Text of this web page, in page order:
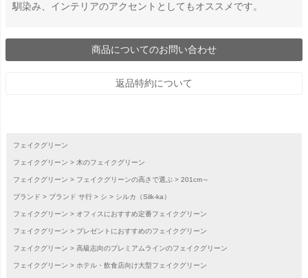
馴染み、インテリアのアクセントとしてもオススメです。
商品についてのお問い合わせ
返品特約について
フェイクグリーン
フェイクグリーン 木のフェイクグリーン
フェイクグリーン フェイクグリーンの高さで選ぶ 201cm～
ブランド ブランド サ行 シ シルカ（Silk-ka）
フェイクグリーン オフィスにおすすめ定番フェイクグリーン
フェイクグリーン プレゼントにおすすめのフェイクグリーン
フェイクグリーン 高級志向のプレミアムラインのフェイクグリーン
フェイクグリーン ホテル・飲食店向け大型フェイクグリーン